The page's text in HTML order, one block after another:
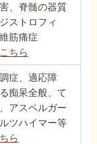
、脊髄の器質
ストロフィ
筋痛症
ちら
症、適応障
痴呆全般、て
アスペルガー
ツハイマー等
ら